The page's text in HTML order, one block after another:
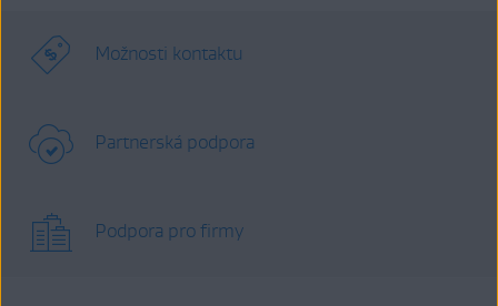
Možnosti kontaktu
Partnerská podpora
Podpora pro firmy